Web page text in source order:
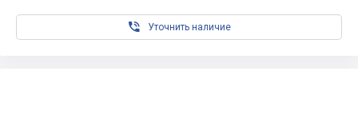
 Уточнить наличие